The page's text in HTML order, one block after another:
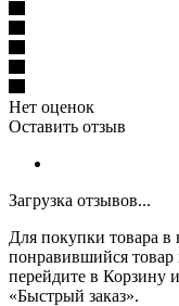
Нет оценок
Оставить отзыв
Загрузка отзывов...
Для покупки товара в
понравившийся товар
перейдите в Корзину
«Быстрый заказ».